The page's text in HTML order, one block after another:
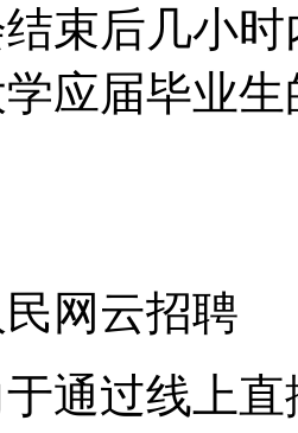
束后几小
应届毕业
网云招聘
通过线上